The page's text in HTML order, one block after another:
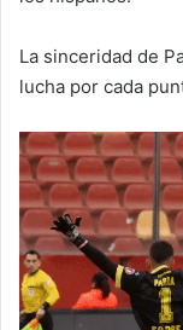
La sinceridad de
lucha por cada